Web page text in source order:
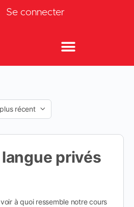
Se connecter
privés
à quoi ressemble notre cours